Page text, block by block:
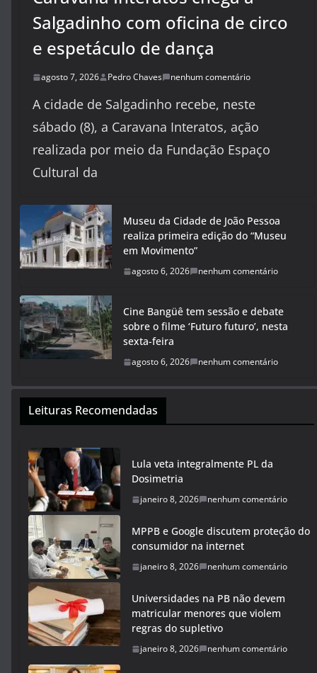
Salgadinho com oficina de circo
e espetáculo de dança
agosto 7, 2026 Pedro Chaves nenhum comentário
A cidade de Salgadinho recebe, neste
sábado (8), a Caravana Interatos, ação
realizada por meio da Fundação Espaço
Cultural da
Museu da Cidade de João Pessoa
realiza primeira edição do “Museu
em Movimento”
agosto 6, 2026 nenhum comentário
Cine Bangüê tem sessão e debate
sobre o filme ‘Futuro futuro’, nesta
sexta-feira
agosto 6, 2026 nenhum comentário
Leituras Recomendadas
Lula veta integralmente PL da
Dosimetria
janeiro 8, 2026 nenhum comentário
MPPB e Google discutem proteção do
consumidor na internet
janeiro 8, 2026 nenhum comentário
Universidades na PB não devem
matricular menores que violem
regras do supletivo
janeiro 8, 2026 nenhum comentário